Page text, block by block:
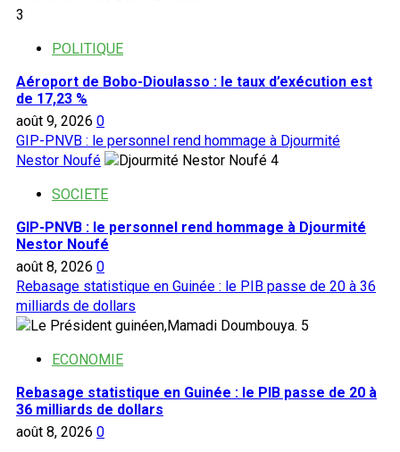
3
POLITIQUE
Aéroport de Bobo-Dioulasso : le taux d’exécution est
de 17,23 %
août 9, 2026 0
GIP-PNVB : le personnel rend hommage à Djourmité
Nestor Noufé
4
SOCIETE
GIP-PNVB : le personnel rend hommage à Djourmité
Nestor Noufé
août 8, 2026 0
Rebasage statistique en Guinée : le PIB passe de 20 à 36
milliards de dollars
5
ECONOMIE
Rebasage statistique en Guinée : le PIB passe de 20 à
36 milliards de dollars
août 8, 2026 0